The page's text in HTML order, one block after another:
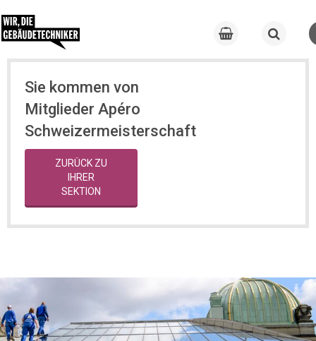
Sie kommen von
Mitglieder Apéro
Schweizermeisterschaft
ZURÜCK ZU
IHRER
SEKTION